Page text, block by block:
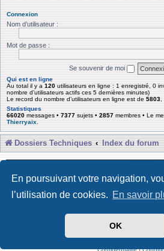
En poursuivant votre navigation,
l’utilisation de cookies. En savoir
OK
Connexion
Nom d’utilisateur :
Mot de passe :
Se souvenir de moi
Qui est en ligne
Au total il y a 120 utilisateurs en ligne : 1 enregistré, 0
nombre d’utilisateurs actifs ces 5 dernières minutes)
Le record du nombre d’utilisateurs en ligne est de 5803
Statistiques
66020 messages • 7377 sujets • 2857 membres • Le
Thierryaix
Dossiers Techniques Index du forum
Développé par Forum Software ©
Traduit par phpBB-fr
Confidentialité|